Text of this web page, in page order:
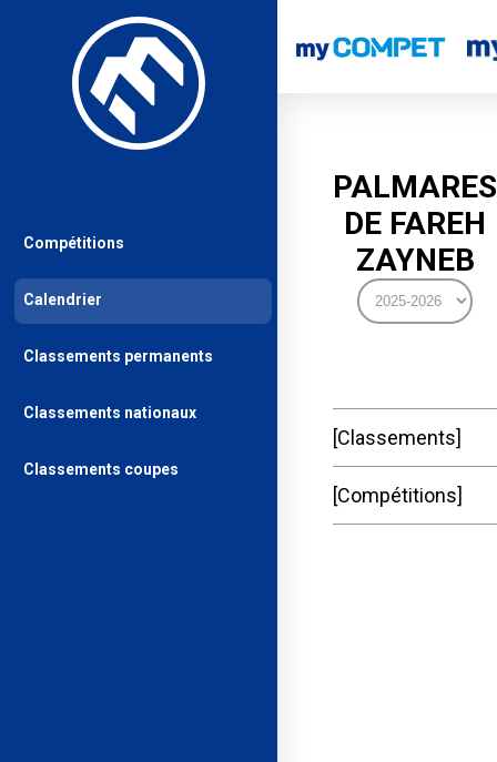
PALMARES
DE FAREH
ZAYNEB
Classements
Compétitions
Compétitions
Calendrier
Classements permanents
Classements nationaux
Classements coupes